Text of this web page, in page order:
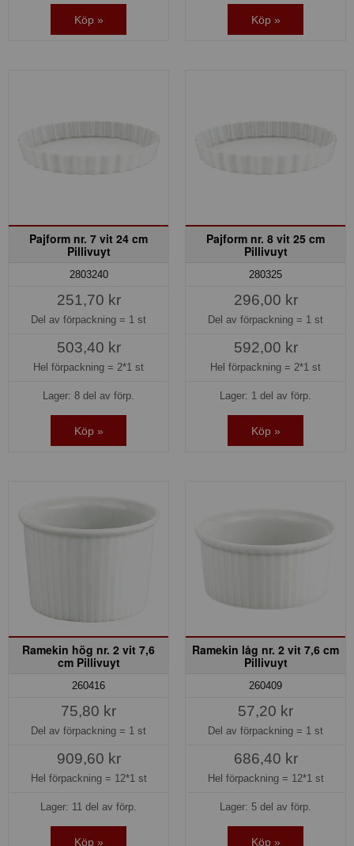
Köp » Köp »
Pajform nr. 7 vit 24 cm
Pillivuyt
2803240
251,70 kr
Del av förpackning = 1 st
503,40 kr
Hel förpackning = 2*1 st
Lager: 8 del av förp.
Köp »
Pajform nr. 8 vit 25 cm
Pillivuyt
280325
296,00 kr
Del av förpackning = 1 st
592,00 kr
Hel förpackning = 2*1 st
Lager: 1 del av förp.
Köp »
Ramekin hög nr. 2 vit 7,6
cm Pillivuyt
260416
75,80 kr
Del av förpackning = 1 st
909,60 kr
Hel förpackning = 12*1 st
Lager: 11 del av förp.
Köp »
Ramekin låg nr. 2 vit 7,6 cm
Pillivuyt
260409
57,20 kr
Del av förpackning = 1 st
686,40 kr
Hel förpackning = 12*1 st
Lager: 5 del av förp.
Köp »